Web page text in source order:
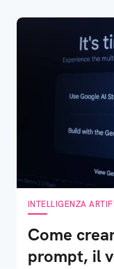
INTELLIGENZA
Come
prompt, il